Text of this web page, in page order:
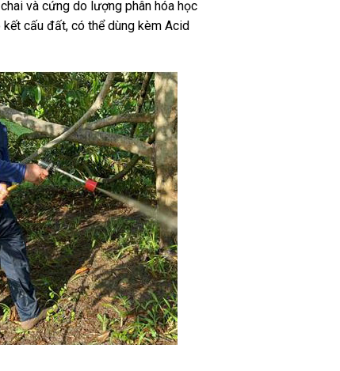
và cứng do lượng phân hóa học
cấu đất, có thể dùng kèm Acid